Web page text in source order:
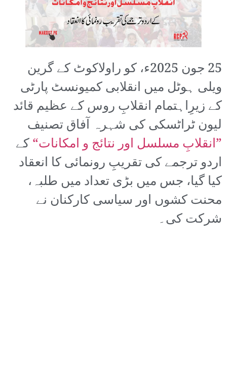
25 جون 2025ء، کو راولاکوٹ کے گرین
ویلی ہوٹل میں انقلابی کمیونسٹ پارٹی
کے زیرِاہتمام انقلابِ روس کے عظیم قائد
لیون ٹراٹسکی کی شہرہ آفاق تصنیف
”انقلابِ مسلسل اور نتائج و امکانات“کے
اردو ترجمے کی تقریبِ رونمائی کا انعقاد
کیا گیا، جس میں بڑی تعداد میں طلبہ،
محنت کشوں اور سیاسی کارکنان نے
شرکت کی۔